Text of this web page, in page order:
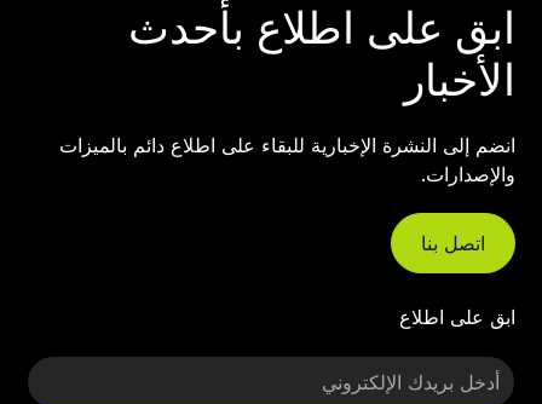
ابق على اطلاع بأحدث
الأخبار
انضم إلى النشرة الإخبارية للبقاء على اطلاع دائم بالميزات
والإصدارات.
اتصل بنا
ابق على اطلاع